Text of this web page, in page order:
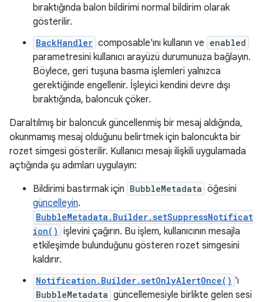
bıraktığında balon bildirimi normal bildirim olarak
gösterilir.
BackHandler composable'ını kullanın ve enabled
parametresini kullanıcı arayüzü durumunuza bağlayın.
Böylece, geri tuşuna basma işlemleri yalnızca
gerektiğinde engellenir. İşleyici kendini devre dışı
bıraktığında, baloncuk çöker.
Daraltılmış bir baloncuk güncellenmiş bir mesaj aldığında,
okunmamış mesaj olduğunu belirtmek için baloncukta bir
rozet simgesi gösterilir. Kullanıcı mesajı ilişkili uygulamada
açtığında şu adımları uygulayın:
Bildirimi bastırmak için BubbleMetadata öğesini
güncelleyin.
BubbleMetadata.Builder.setSuppressNotificat
ion() işlevini çağırın. Bu işlem, kullanıcının mesajla
etkileşimde bulunduğunu gösteren rozet simgesini
kaldırır.
Notification.Builder.setOnlyAlertOnce() 'ı
BubbleMetadata güncellemesiyle birlikte gelen sesi